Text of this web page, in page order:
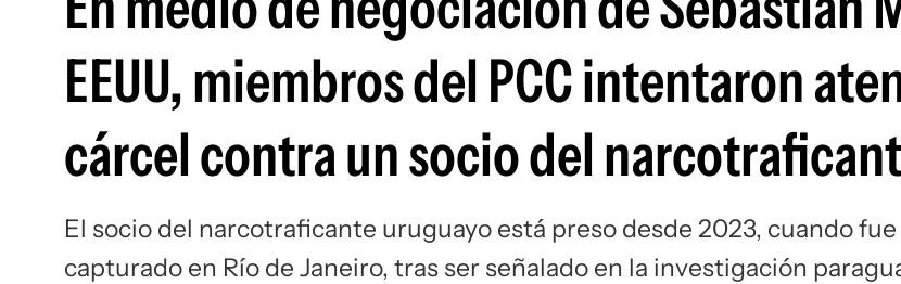
EEUU, miembros del PCC intentaron
cárcel contra un socio del
El socio del narcotraficante uruguayo está preso desde 2023, cuando fue
capturado en Río de Janeiro, tras ser señalado en la investigación